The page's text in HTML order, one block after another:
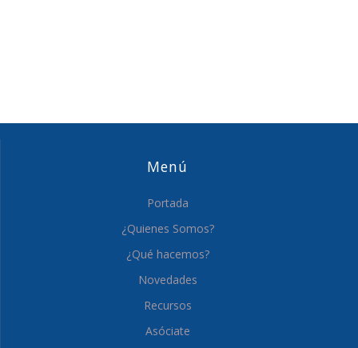
Menú
Portada
¿Quienes Somos?
¿Qué hacemos?
Novedades
Recursos
Asóciate